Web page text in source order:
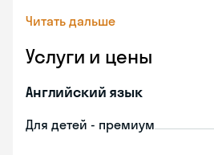
Читать дальше
Услуги и цены
Английский язык
Для детей - премиум